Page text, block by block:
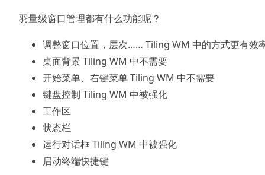
羽量级窗口管理都有什么功能呢？
调整窗口位置，层次…… Tiling WM 中的方式更有效
桌面背景 Tiling WM 中不需要
开始菜单、右键菜单 Tiling WM 中不需要
键盘控制 Tiling WM 中被强化
工作区
状态栏
运行对话框 Tiling WM 中被强化
启动终端快捷键